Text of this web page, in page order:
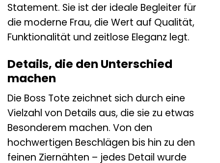
Statement. Sie ist der ideale Begleiter für
die moderne Frau, die Wert auf Qualität,
Funktionalität und zeitlose Eleganz legt.
Details, die den Unterschied
machen
Die Boss Tote zeichnet sich durch eine
Vielzahl von Details aus, die sie zu etwas
Besonderem machen. Von den
hochwertigen Beschlägen bis hin zu den
feinen Ziernähten – jedes Detail wurde